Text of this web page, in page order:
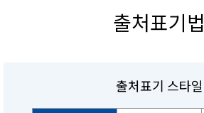
출처표기법
출처표기 스타일